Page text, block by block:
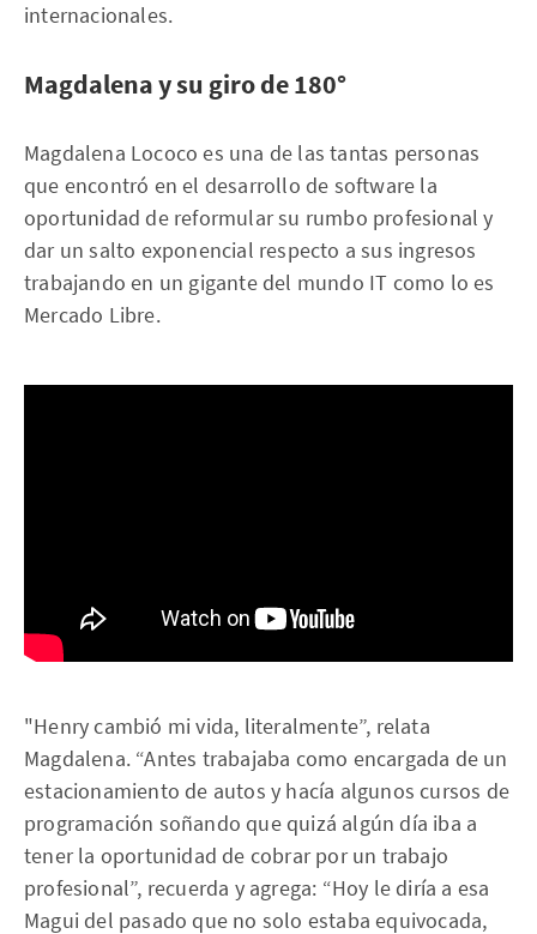
internacionales.
Magdalena y su giro de 180°
Magdalena Lococo es una de las tantas personas
que encontró en el desarrollo de software la
oportunidad de reformular su rumbo profesional y
dar un salto exponencial respecto a sus ingresos
trabajando en un gigante del mundo IT como lo es
Mercado Libre.
"Henry cambió mi vida, literalmente”, relata
Magdalena. “Antes trabajaba como encargada de un
estacionamiento de autos y hacía algunos cursos de
programación soñando que quizá algún día iba a
tener la oportunidad de cobrar por un trabajo
profesional”, recuerda y agrega: “Hoy le diría a esa
Magui del pasado que no solo estaba equivocada,